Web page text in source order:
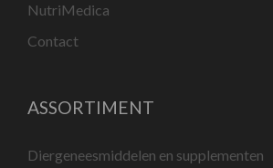
NutriMedica
Contact
ASSORTIMENT
Diergeneesmiddelen en supplementen